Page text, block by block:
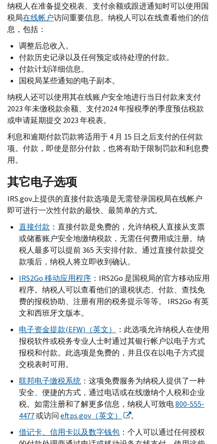
纳税人在准备提交税表、支付余额或跟进通知时可以使用国
税局在线帐户访问重要信息。纳税人可以在线查看他们的信
息，包括：
调整后总收​​入。
付款历史记录以及任何预定或待处理的付款。
付款计划详细信息。
国税局某些通知的电子副本。
纳税人还可以使用其在线账户安全地进行当日付款来支付
2023 年未缴税款余额、支付2024 年报税季的季度预估税款
或申请延期提交 2023 年税表。
利息和逾期付款罚款将适用于 4 月 15 日之后支付的任何款
项。付款，即使是部分付款，也将有助于限制罚款和利息费
用。
其它电子选项
IRS.gov上提供的直接付款选项是无需登录国税局在线帐户
即可进行一次性付款的最快、最简单的方式。
直接付款 ：直接付款是免费的，允许纳税人直接从支票
或储蓄账户安全地缴纳税款，无需任何费用或注册。纳
税人最多可以提前 365 天安排付款。通过直接付款提交
款项后，纳税人将立即收到确认。
IRS2Go移动应用程序 ： IRS2Go 是国税局的官方移动应用
程序。纳税人可以查看他们的退税状态、付款、查找免
费的报税协助、注册有用的税务提示等等。 IRS2Go有英
文和西班牙文版本。
电子资金提款(EFW)（英文）
：此选项允许纳税人在使用
报税软件或税务专业人士时通过其银行帐户以电子方式
报税和付款。此选项是免费的，并且仅在以电子方式提
交税表时可用。
联邦电子缴税系统 ：这项免费服务为纳税人提供了一种
安全、便捷的方式，通过电话或在线缴纳个人税和企业
税。如需注册和了解更多信息，纳税人可致电800-555-
4477或访问eftps.gov（英文）
。
借记卡、信用卡以及数字钱包 ：个人可以通过任何授权